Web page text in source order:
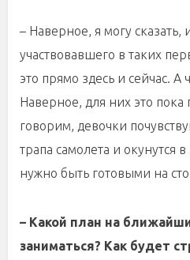
– Наверное, я могу сказать,
участвовавшего в таких
это прямо здесь и сейчас. А
Наверное, для них это пока
говорим, девочки
трапа самолета и окунутся
нужно быть готовыми на
– Какой план на
заниматься? Как будет